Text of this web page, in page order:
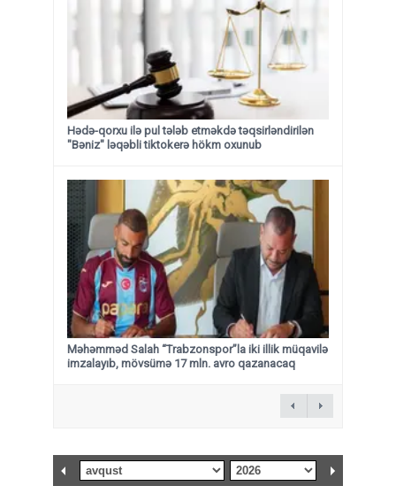
Hədə-qorxu ilə pul tələb etməkdə təqsirləndirilən
"Bəniz" ləqəbli tiktokerə hökm oxunub
Məhəmməd Salah “Trabzonspor”la iki illik müqavilə
imzalayıb, mövsümə 17 mln. avro qazanacaq